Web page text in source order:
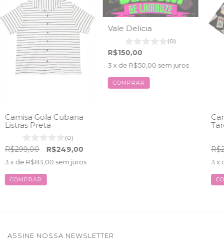
Camisa Gola Cubana
Listras Preta
(0)
R$299,00 R$249,00
3 x de R$83,00 sem juros
COMPRAR
Vale Delícia
(0)
R$150,00
3 x de R$50,00 sem juros
3 x
ASSINE NOSSA NEWSLETTER